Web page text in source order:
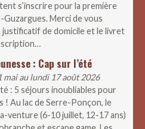
s’inscrire pour la première
Guzargues. Merci de vous
justificatif de domicile et le livret
: Cap sur l’été
mai au lundi 17 août 2026
: 5 séjours inoubliables pour
! Au lac de Serre-Ponçon, le
venture (6-10 juillet, 12-17 ans)